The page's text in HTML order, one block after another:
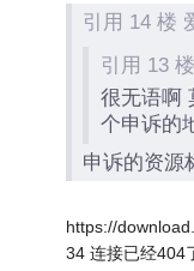
引用 14 楼
引用 13
很无语啊
个申诉的
申诉的资源
https://
34 连接已经404